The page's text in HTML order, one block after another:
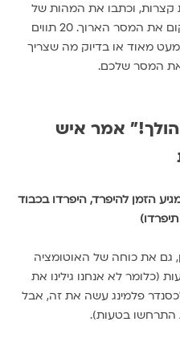
קצרות, וכתבו את המהות של
כל מסר במקום את המסר הארוך. 20 תווים
מעט מאוד או בדיוק מה שצריך
את המסר שלכם.
הולך!" אמר איש
הזמן להיפרד, היפרדו בכבוד
גם את כוחה של האוטומציה
(כלומר לא אנחנו גילינו את
פלמינג עשה את זה, אבל
התרחשו בטעות).